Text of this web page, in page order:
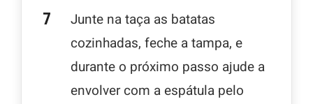
Junte na taça as batatas
cozinhadas, feche a tampa, e
durante o próximo passo ajude a
envolver com a espátula pelo